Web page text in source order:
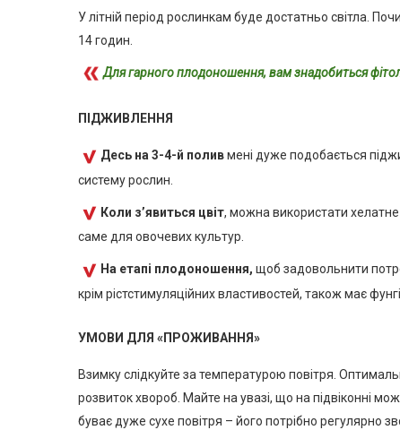
У літній період рослинкам буде достатньо світла.
14 годин.
Для гарного плодоношення, вам знадобиться
ПІДЖИВЛЕННЯ
Десь на 3-4-й поливмені дуже подобається
систему рослин.
Коли з’явиться цвіт, можна використати
саме для овочевих культур.
На етапі плодоношення, щоб задовольнити
крім рістстимуляційних властивостей, також має
УМОВИ ДЛЯ «ПРОЖИВАННЯ»
Взимку слідкуйте за температурою повітря.
розвиток хвороб. Майте на увазі, що на підвіконні
буває дуже сухе повітря – його потрібно регулярно